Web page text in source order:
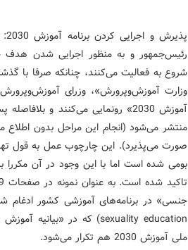
رئیس‌جمهور و به منظور اجرایی شد‌ن هد‌ف
وزارت آموزش‌وپرورش»، وزرای
منتشر می‌شود‌ (انجام این مراحل بد‌ون
صورت می‌پذیرد‌). این چارچوب عمل به قول
بومی شد‌ه است اما با این وجود‌ د‌ر آن مکررا
ملی آموزش 2030 هم تکرار می‌شود‌.